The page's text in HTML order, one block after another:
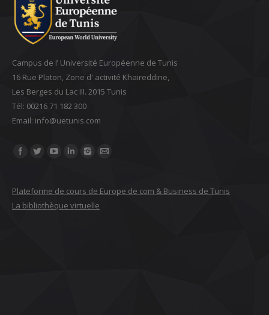
Campus de l’ Université Européenne de Tunis
16 Rue Platon, Zone d' activité Khaireddine,
Les Berges du Lac III. 2015 Tunis
Tél: 00216 71 182 300
Email: ‎info@uetunis.com
Find us on:
Plateforme de cours de Europe de com & Business de Tunis
La bibliothèque virtuelle